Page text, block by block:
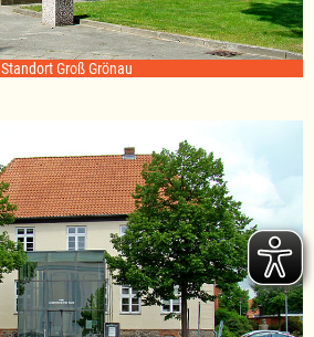
Standort Groß Grönau